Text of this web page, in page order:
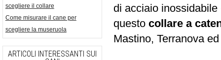
scegliere il collare
Come misurare il cane per
scegliere la museruola
ARTICOLI INTERESSANTI SUI
di acciaio
questo collare a
Mastino, Terranova